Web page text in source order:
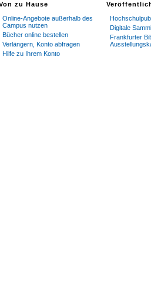
zu Hause
Online-Angebote außerhalb des
Campus nutzen
Bücher online bestellen
Verlängern, Konto abfragen
Hilfe zu Ihrem Konto
Digitale
Frankfurter